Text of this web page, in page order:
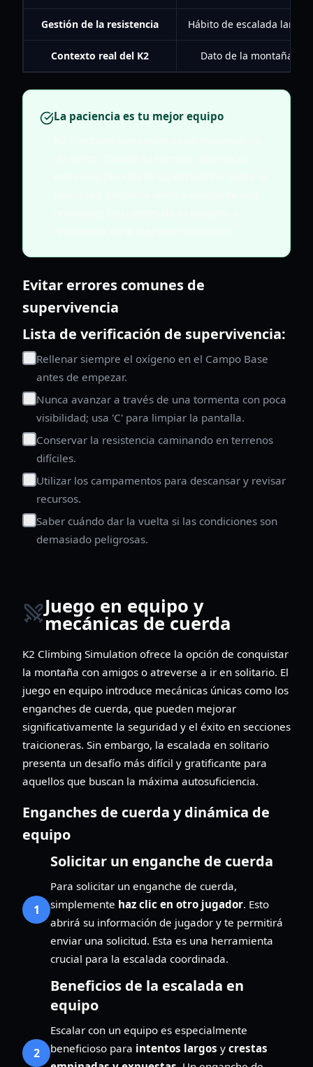
Gestión de la resistencia Hábito de escalada larga
Contexto real del K2 Dato de la montaña
La paciencia es tu mejor equipo
Evitar errores comunes de
supervivencia
Lista de verificación de supervivencia:
Rellenar siempre el oxígeno en el Campo Base
antes de empezar.
Nunca avanzar a través de una tormenta con poca
visibilidad; usa 'C' para limpiar la pantalla.
Conservar la resistencia caminando en terrenos
difíciles.
Utilizar los campamentos para descansar y revisar
recursos.
Saber cuándo dar la vuelta si las condiciones son
demasiado peligrosas.
Juego en equipo y
mecánicas de cuerda
K2 Climbing Simulation ofrece la opción de conquistar
la montaña con amigos o atreverse a ir en solitario. El
juego en equipo introduce mecánicas únicas como los
enganches de cuerda, que pueden mejorar
significativamente la seguridad y el éxito en secciones
traicioneras. Sin embargo, la escalada en solitario
presenta un desafío más difícil y gratificante para
aquellos que buscan la máxima autosuficiencia.
Enganches de cuerda y dinámica de
equipo
1
Solicitar un enganche de cuerda
Para solicitar un enganche de cuerda,
simplemente haz clic en otro jugador. Esto
abrirá su información de jugador y te permitirá
enviar una solicitud. Esta es una herramienta
crucial para la escalada coordinada.
2
Beneficios de la escalada en
equipo
Escalar con un equipo es especialmente
beneficioso para intentos largos y crestas